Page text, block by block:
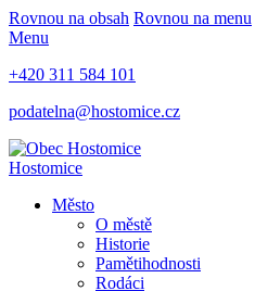
Rovnou na obsah Rovnou na menu
Menu
+420 311 584 101
podatelna@hostomice.cz
Hostomice
Město
O městě
Historie
Pamětihodnosti
Rodáci